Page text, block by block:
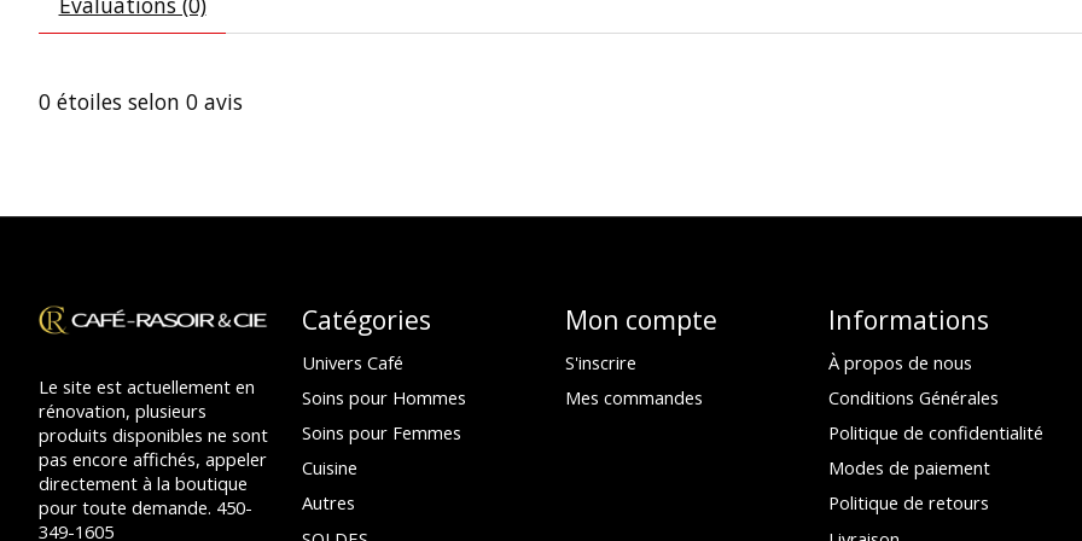
0 étoiles selon 0 avis
Le site est actuellement en
rénovation, plusieurs
produits disponibles ne sont
pas encore affichés, appeler
directement à la boutique
pour toute demande. 450-
349-1605
Catégories
Univers Café
Soins pour Hommes
Soins pour Femmes
Cuisine
Autres
Mon compte
S'inscrire
Mes commandes
Informations
À propos de nous
Conditions Générales
Politique de confidentialité
Modes de paiement
Politique de retours